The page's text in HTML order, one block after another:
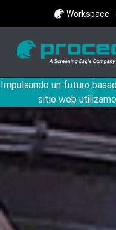
Workspace
Impulsando un futuro
sitio web